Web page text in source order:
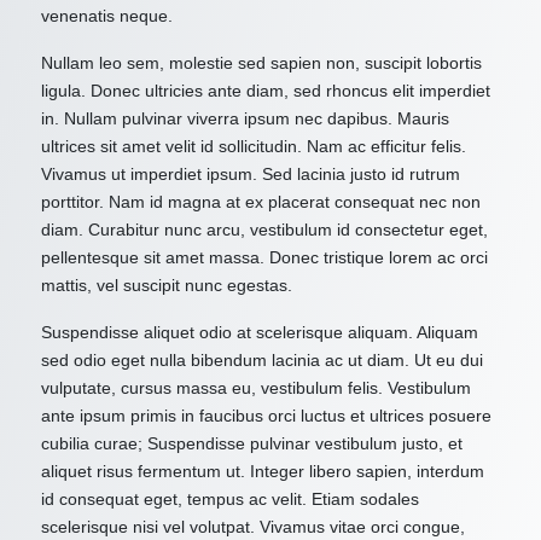
venenatis neque.
Nullam leo sem, molestie sed sapien non, suscipit lobortis
ligula. Donec ultricies ante diam, sed rhoncus elit imperdiet
in. Nullam pulvinar viverra ipsum nec dapibus. Mauris
ultrices sit amet velit id sollicitudin. Nam ac efficitur felis.
Vivamus ut imperdiet ipsum. Sed lacinia justo id rutrum
porttitor. Nam id magna at ex placerat consequat nec non
diam. Curabitur nunc arcu, vestibulum id consectetur eget,
pellentesque sit amet massa. Donec tristique lorem ac orci
mattis, vel suscipit nunc egestas.
Suspendisse aliquet odio at scelerisque aliquam. Aliquam
sed odio eget nulla bibendum lacinia ac ut diam. Ut eu dui
vulputate, cursus massa eu, vestibulum felis. Vestibulum
ante ipsum primis in faucibus orci luctus et ultrices posuere
cubilia curae; Suspendisse pulvinar vestibulum justo, et
aliquet risus fermentum ut. Integer libero sapien, interdum
id consequat eget, tempus ac velit. Etiam sodales
scelerisque nisi vel volutpat. Vivamus vitae orci congue,